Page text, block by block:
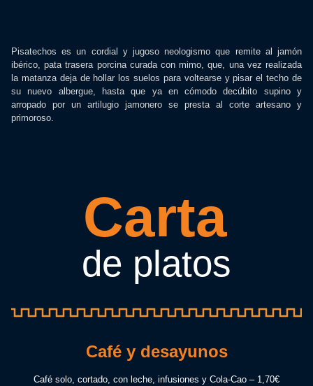
Pisatechos es un cordial y jugoso neologismo que remite al jamón
ibérico, pata trasera porcina curada con mimo, que, una vez realizada
la matanza deja de hollar los suelos para voltearse y pisar el techo de
su nuevo albergue, hasta que ya en cómodo decúbito supino y
arropado por un artilugio jamonero se presta al corte artesano y
primoroso.
Carta
de platos
Café y desayunos
Café solo, cortado, con leche, infusiones y Cola-Cao – 1,70€